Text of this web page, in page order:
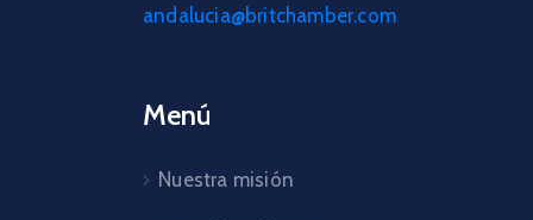
andalucia@britchamber.com
Menú
Nuestra misión